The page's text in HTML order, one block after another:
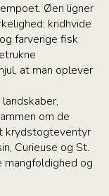
Øen ligner
kridhvide
farverige fisk
at man oplever
om de
krydstogteventyr
Curieuse og St.
mangfoldighed og